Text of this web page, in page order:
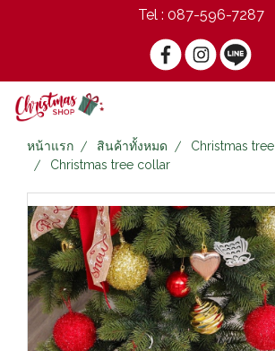
Tel : 087-596-7287
หน้าแรก สินค้าทั้งหมด
Christmas tree
Christmas tree collar